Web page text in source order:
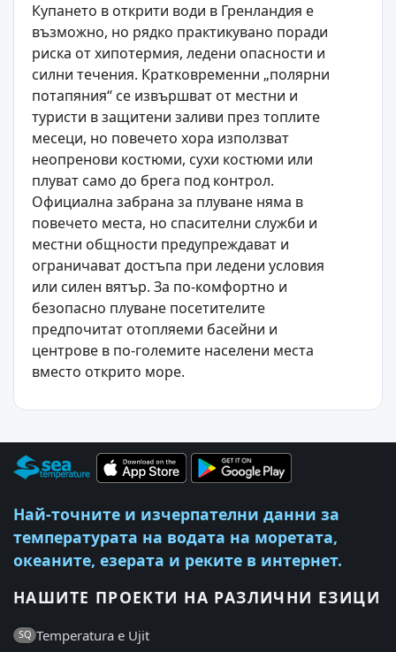
Купането в открити води в Гренландия е
възможно, но рядко практикувано поради
риска от хипотермия, ледени опасности и
силни течения. Кратковременни „полярни
потапяния“ се извършват от местни и
туристи в защитени заливи през топлите
месеци, но повечето хора използват
неопренови костюми, сухи костюми или
плуват само до брега под контрол.
Официална забрана за плуване няма в
повечето места, но спасителни служби и
местни общности предупреждават и
ограничават достъпа при ледени условия
или силен вятър. За по-комфортно и
безопасно плуване посетителите
предпочитат отопляеми басейни и
центрове в по-големите населени места
вместо открито море.
Най-точните и изчерпателни данни за
температурата на водата на моретата,
океаните, езерата и реките в интернет.
НАШИТЕ ПРОЕКТИ НА РАЗЛИЧНИ ЕЗИЦИ
SQ Temperatura e Ujit